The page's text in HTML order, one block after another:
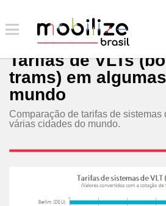
Tarifas de VLTs
trams) em
mundo
Comparação de tarifas de sistemas
várias cidades do mundo.